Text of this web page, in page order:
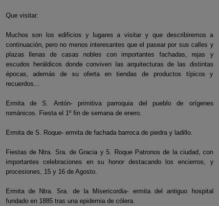
Que visitar:
Muchos son los edificios y lugares a visitar y que describiremos a
continuación, pero no menos interesantes que el pasear por sus calles y
plazas llenas de casas nobles con importantes fachadas, rejas y
escudos heráldicos donde conviven las arquitecturas de las distintas
épocas, además de su oferta en tiendas de productos típicos y
recuerdos...
Ermita de S. Antón- primitiva parroquia del pueblo de orígenes
románicos. Fiesta el 1º fin de semana de enero.
Ermita de S. Roque- ermita de fachada barroca de piedra y ladillo.
Fiestas de Ntra. Sra. de Gracia y 5. Roque Patronos de la ciudad, con
importantes celebraciones en su honor destacando los encierros, y
procesiones, 15 y 16 de Agosto.
Ermita de Ntra. Sra. de la Misericordia- ermita del antiguo hospital
fundado en 1885 tras una epidemia de cólera.